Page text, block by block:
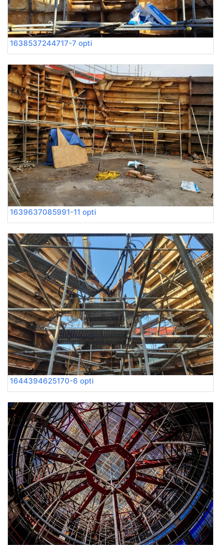
1638537244717-7 opti
1639637085991-11 opti
1644394625170-6 opti